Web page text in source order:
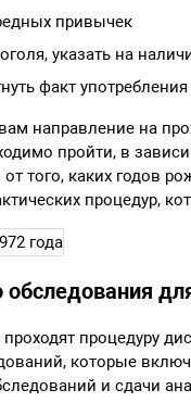
привычек
указать на
факт
направление на
пройти, в
того, каких годов
процедур,
процедуру
которые
и сдачи